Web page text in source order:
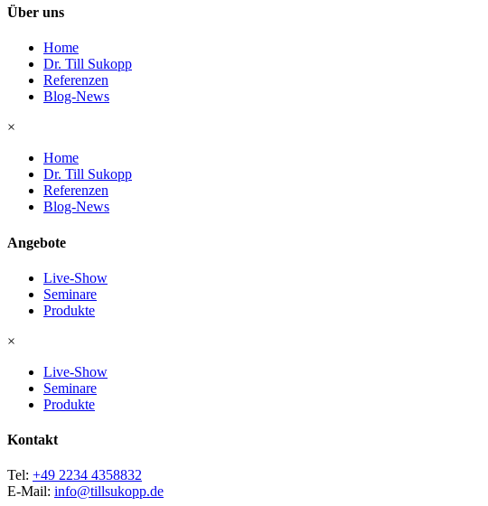
Über uns
Home
Dr. Till Sukopp
Referenzen
Blog-News
×
Home
Dr. Till Sukopp
Referenzen
Blog-News
Angebote
Live-Show
Seminare
Produkte
×
Live-Show
Seminare
Produkte
Kontakt
Tel: +49 2234 4358832
E-Mail: info@tillsukopp.de